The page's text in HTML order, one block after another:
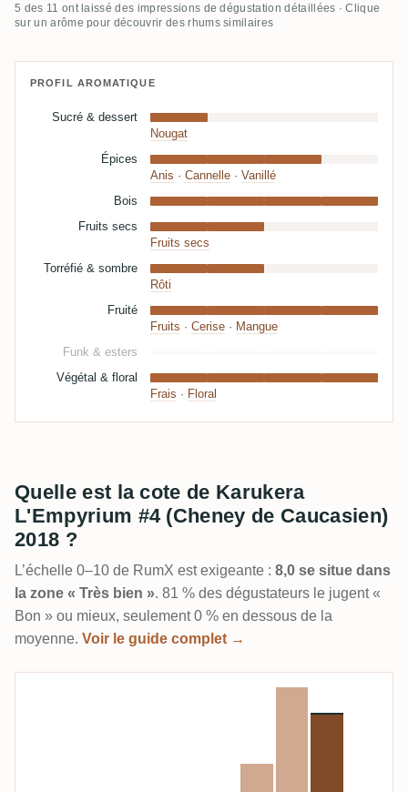
5 des 11 ont laissé des impressions de dégustation détaillées · Clique
sur un arôme pour découvrir des rhums similaires
PROFIL AROMATIQUE
Sucré & dessert
Nougat
Épices
Anis · Cannelle · Vanillé
Bois
Fruits secs
Fruits secs
Torréfié & sombre
Rôti
Fruité
Fruits · Cerise · Mangue
Funk & esters
Végétal & floral
Frais · Floral
Quelle est la cote de Karukera
L'Empyrium #4 (Cheney de Caucasien)
2018 ?
L’échelle 0–10 de RumX est exigeante : 8,0 se situe dans
la zone « Très bien ». 81 % des dégustateurs le jugent «
Bon » ou mieux, seulement 0 % en dessous de la
moyenne. Voir le guide complet →